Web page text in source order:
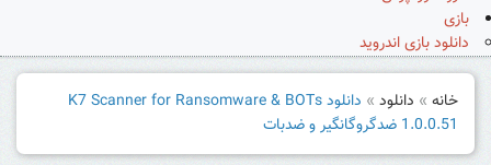
بازی
دانلود بازی اندروید
خانه » دانلود »
دانلود K7 Scanner for Ransomware & BOTs
1.0.0.51 ضدگروگانگیر و ضدبات